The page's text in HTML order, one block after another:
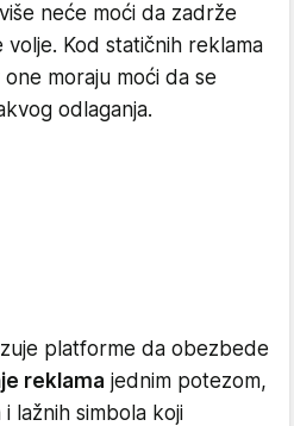
neće moći da zadrže
Kod statičnih reklama
moraju moći da se
odlaganja.
platforme da obezbede
reklama jednim potezom,
lažnih simbola koji